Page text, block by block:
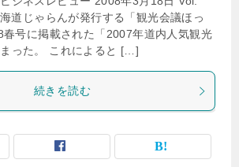
道じゃらんが発行する「観光会議ほっ
号に掲載された「2007年道内人気観光
った。 これによると […]
続きを読む